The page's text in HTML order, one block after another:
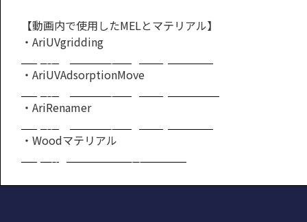
【動画内で使用したMELとマテリアル】
・AriUVgridding
・AriUVAdsorptionMove
・AriRenamer
・Woodマテリアル